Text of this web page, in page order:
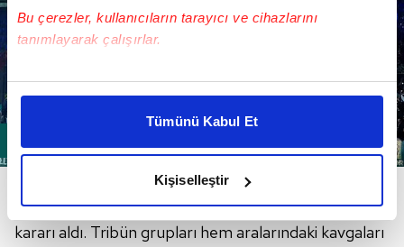
Bu çerezler, kullanıcıların tarayıcı ve cihazlarını
tanımlayarak çalışırlar.
Bu çerezlere izin vermeniz halinde sizlere özel
daha iyi reklam deneyimi yaşatabiliriz. Bunu yaparken
amacımızın size daha iyi bir reklam deneyimi sunmak
elimizden gelen çabayı gösterdiğimizi ve bu noktada,
kalemimiz olduğunu sizlere hatırlatmak isteriz.
Tümünü Kabul Et
Kişiselleştir
Taraftarlar da bir araya gelerek 6 yıl sonra
gidecekleri Beşiktaş deplasmanında tek ses olma
kararı aldı. Tribün grupları hem aralarındaki kavgaları